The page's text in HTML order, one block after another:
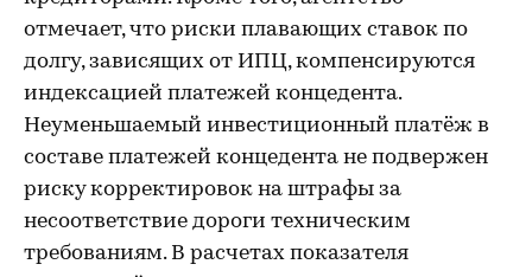
отмечает, что риски плавающих ставок по
долгу, зависящих от ИПЦ, компенсируются
индексацией платежей концедента.
Неуменьшаемый инвестиционный платёж в
составе платежей концедента не подвержен
риску корректировок на штрафы за
несоответствие дороги техническим
требованиям. В расчетах показателя